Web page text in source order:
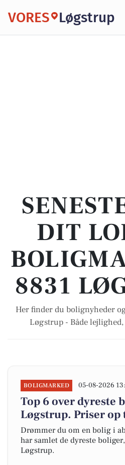
VORES Løgstrup
DIT
8831
Her finder du bolignyheder
Løgstrup - Både
BOLIGMARKED 05-08-2026
Top 6 over dyreste
Løgstrup. Priser
Drømmer du om en bolig i
har samlet de dyreste
Løgstrup.